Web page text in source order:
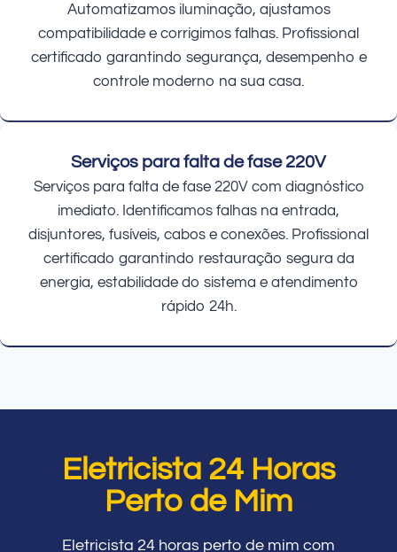
Automatizamos iluminação, ajustamos
compatibilidade e corrigimos falhas. Profissional
certificado garantindo segurança, desempenho e
controle moderno na sua casa.
Serviços para falta de fase 220V
Serviços para falta de fase 220V com diagnóstico
imediato. Identificamos falhas na entrada,
disjuntores, fusíveis, cabos e conexões. Profissional
certificado garantindo restauração segura da
energia, estabilidade do sistema e atendimento
rápido 24h.
Eletricista 24 Horas
Perto de Mim
Eletricista 24 horas perto de mim com